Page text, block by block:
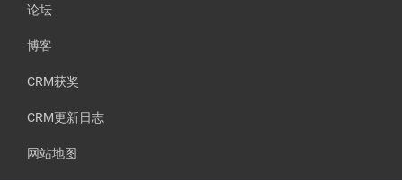
论坛
博客
CRM获奖
CRM更新日志
网站地图